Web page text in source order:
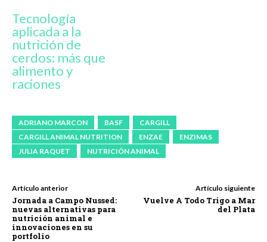
Tecnología
aplicada a la
nutrición de
cerdos: más que
alimento y
raciones
ADRIANO MARCON BASF
CARGILL
CARGILL ANIMAL NUTRITION
ENZAE
ENZIMAS
JULIA RAQUET
NUTRICIÓN ANIMAL
Artículo anterior
Jornada a Campo Nussed:
nuevas alternativas para
nutrición animal e
innovaciones en su
portfolio
Artículo siguiente
Vuelve A Todo Trigo a Mar
del Plata